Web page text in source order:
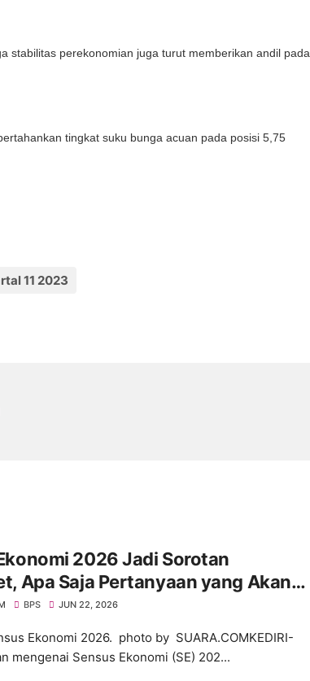
stabilitas perekonomian juga turut memberikan andil pada
tingkat suku bunga acuan pada posisi 5,75
11 2023
2026 Jadi Sorotan
Apa Saja Pertanyaan yang Akan
BPS?
BPS JUN 22, 2026
Ekonomi 2026. photo by SUARA.COMKEDIRI-
mengenai Sensus Ekonomi (SE) 202...